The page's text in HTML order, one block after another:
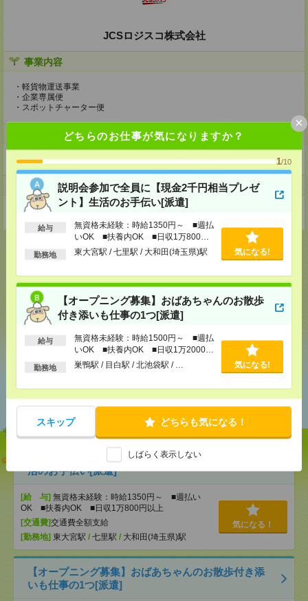
どちらのお仕事が気になりますか？
1/10
説明会参加で全員に【現金2千円相当プレゼ
ント】生活のお手伝い[派遣]
給与
無資格未経験：時給1350円～ ■週払
いOK ■扶養内OK ■日収1万800円
以上
勤務地 東大宮駅 / 七里駅 / 大和田(埼玉県)駅 気になる!
【オープニング募集】おばあちゃんのお散歩
付き添いも仕事の1つ[派遣]
給与
無資格未経験：時給1500円～ ■週払
いOK ■扶養内OK ■日収1万2000円
以上
勤務地 巣鴨駅 / 目白駅 / 北池袋駅 / … 気になる!
スキップ どちらも気になる！
しばらく表示しない
×
JCSロジスコ株式会社
事業内容
・軽貨物運送事業
・企業専属便
・スポットチャーター便
ホームページ
https://en-gage.net/jcs-logisco/
事業所
東京都杉並区上荻1-18-3亀屋酒販第2ビル316号
応募ページへ
気になる！
おすすめ
説明会参加で全員に【現金2千円相当プレゼント】生
活のお手伝い[派遣]
[給 与] 無資格未経験：時給1350円～ ■週払い
OK ■扶養内OK ■日収1万800円以上
[交通費]交通費全額支給
[勤務地] 東大宮駅 / 七里駅 / 大和田(埼玉県)駅
気になる！
【オープニング募集】おばあちゃんのお散歩付き添
いも仕事の1つ[派遣]